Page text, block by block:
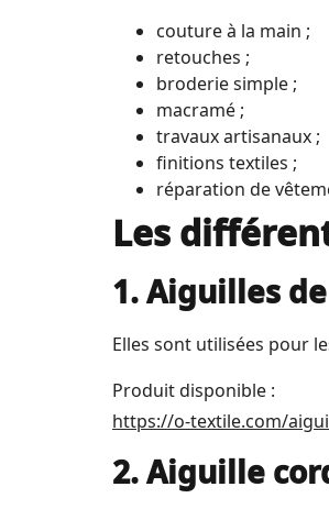
couture à la main ;
retouches ;
broderie simple ;
macramé ;
travaux artisanaux ;
finitions textiles ;
réparation de
Les
1. Aiguilles
Elles sont utilisées pour
Produit disponible :
https://o-textile.com/
2. Aiguille